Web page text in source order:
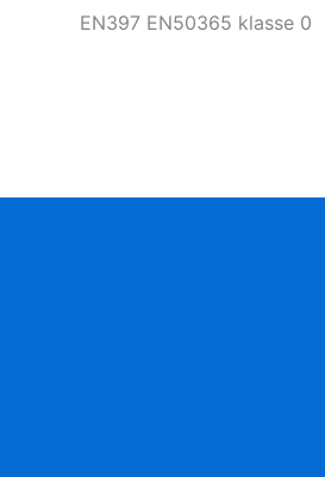
EN397 EN50365 klasse 0